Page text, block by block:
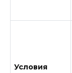
Условия